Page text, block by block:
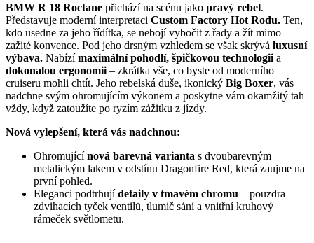
BMW R 18 Roctane přichází na scénu jako pravý rebel.
Představuje moderní interpretaci Custom Factory Hot Rodu. Ten,
kdo usedne za jeho řídítka, se nebojí vybočit z řady a žít mimo
zažité konvence. Pod jeho drsným vzhledem se však skrývá luxusní
výbava. Nabízímaximální pohodlí, špičkovou technologii a
dokonalou ergonomii – zkrátka vše, co byste od moderního
cruiseru mohli chtít. Jeho rebelská duše, ikonický Big Boxer, vás
nadchne svým ohromujícím výkonem a poskytne vám okamžitý tah
vždy, když zatoužíte po ryzím zážitku z jízdy.
Nová vylepšení, která vás nadchnou:
Ohromujícínová barevná varianta s dvoubarevným
metalickým lakem v odstínu Dragonfire Red, která zaujme na
první pohled.
Eleganci podtrhujídetaily v tmavém chromu – pouzdra
zdvihacích tyček ventilů, tlumič sání a vnitřní kruhový
rámeček světlometu.